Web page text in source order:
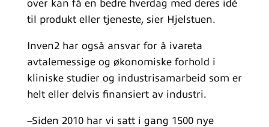
over kan få en bedre hverdag med deres idé
til produkt eller tjeneste, sier Hjelstuen.
Inven2 har også ansvar for å ivareta
avtalemessige og økonomiske forhold i
kliniske studier og industrisamarbeid som er
helt eller delvis finansiert av industri.
–Siden 2010 har vi satt i gang 1500 nye